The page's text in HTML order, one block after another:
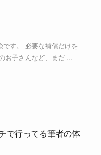
す。 必要な補償だけを
お子さんなど、まだ ...
で行ってる筆者の体